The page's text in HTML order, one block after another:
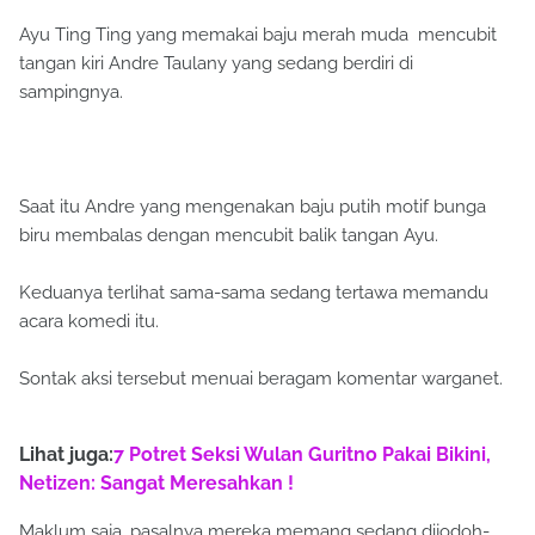
Ayu Ting Ting yang memakai baju merah muda mencubit
tangan kiri Andre Taulany yang sedang berdiri di
sampingnya.
Saat itu Andre yang mengenakan baju putih motif bunga
biru membalas dengan mencubit balik tangan Ayu.
Keduanya terlihat sama-sama sedang tertawa memandu
acara komedi itu.
Sontak aksi tersebut menuai beragam komentar warganet.
Lihat juga:7 Potret Seksi Wulan Guritno Pakai Bikini,
Netizen: Sangat Meresahkan !